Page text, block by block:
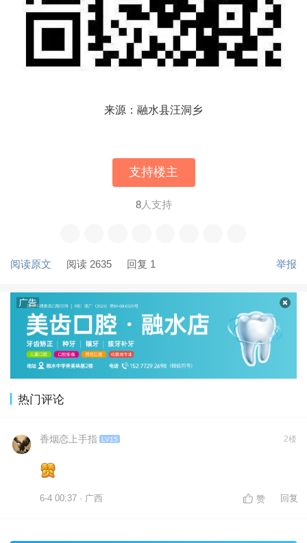
来源：融水县汪洞乡
支持楼主
8人支持
阅读原文 阅读 2635 回复 1 举报
热门评论
香烟恋上手指 LV15 2楼
6-4 00:37 · 广西 赞 回复